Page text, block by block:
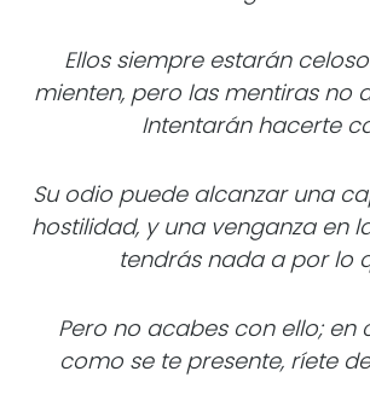
Ellos siempre estarán
mienten, pero las mentiras no
Intentarán hacerte
Su odio puede alcanzar una
hostilidad, y una venganza en
tendrás nada a por lo
Pero no acabes con ello; en
como se te presente, ríete